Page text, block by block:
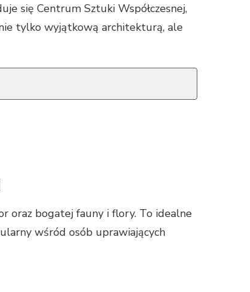
się Centrum Sztuki Współczesnej,
tylko wyjątkową architekturą, ale
oraz bogatej fauny i flory. To idealne
wśród osób uprawiających